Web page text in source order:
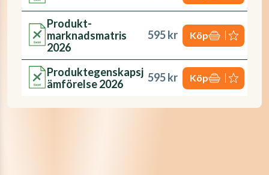
Produkt-
marknadsmatris
2026
595 kr Köp
Produktegenskapsj
ämförelse 2026
595 kr Köp